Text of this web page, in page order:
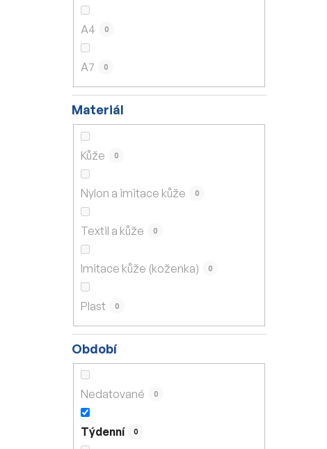
A4 0
A7 0
Materiál
Kůže 0
Nylon a imitace kůže 0
Textil a kůže 0
Imitace kůže (koženka) 0
Plast 0
Období
Nedatované 0
Týdenní 0